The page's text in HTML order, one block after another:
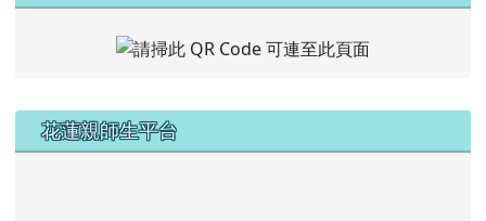
左邊區域內容
花蓮親師生平台